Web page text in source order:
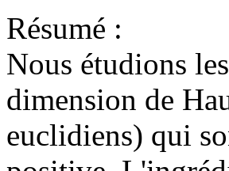
Résumé :
Nous étudions
dimension de
euclidiens) qui